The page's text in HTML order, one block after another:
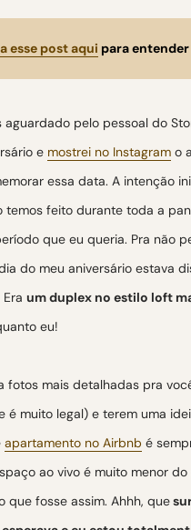
esse post aqui para
aguardado pelo pessoal do
e mostrei no Instagram o
essa data. A intenção
temos feito durante toda a
que eu queria. Pra não
do meu aniversário estava
um duplex no estilo loft
eu!
fotos mais detalhadas pra
é muito legal) e terem uma
apartamento no Airbnb é
ao vivo é muito menor
que fosse assim. Ahhh, que